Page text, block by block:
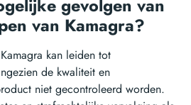
gevolgen van
van Kamagra?
kan leiden tot
de kwaliteit en
niet gecontroleerd worden.